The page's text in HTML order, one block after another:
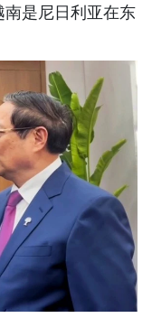
是尼日利亚在东